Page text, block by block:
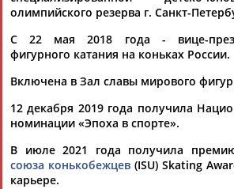
Разработка и поддержка ООО НАИТ «Стадион»
олимпийского резерва г. Санкт-
С 22 мая 2018 года - вице-
фигурного катания на коньках России.
Включена в Зал славы мирового
12 декабря 2019 года получила
номинации «Эпоха в спорте».
В июле 2021 года получила
союза конькобежцев (ISU) Skating
карьере.